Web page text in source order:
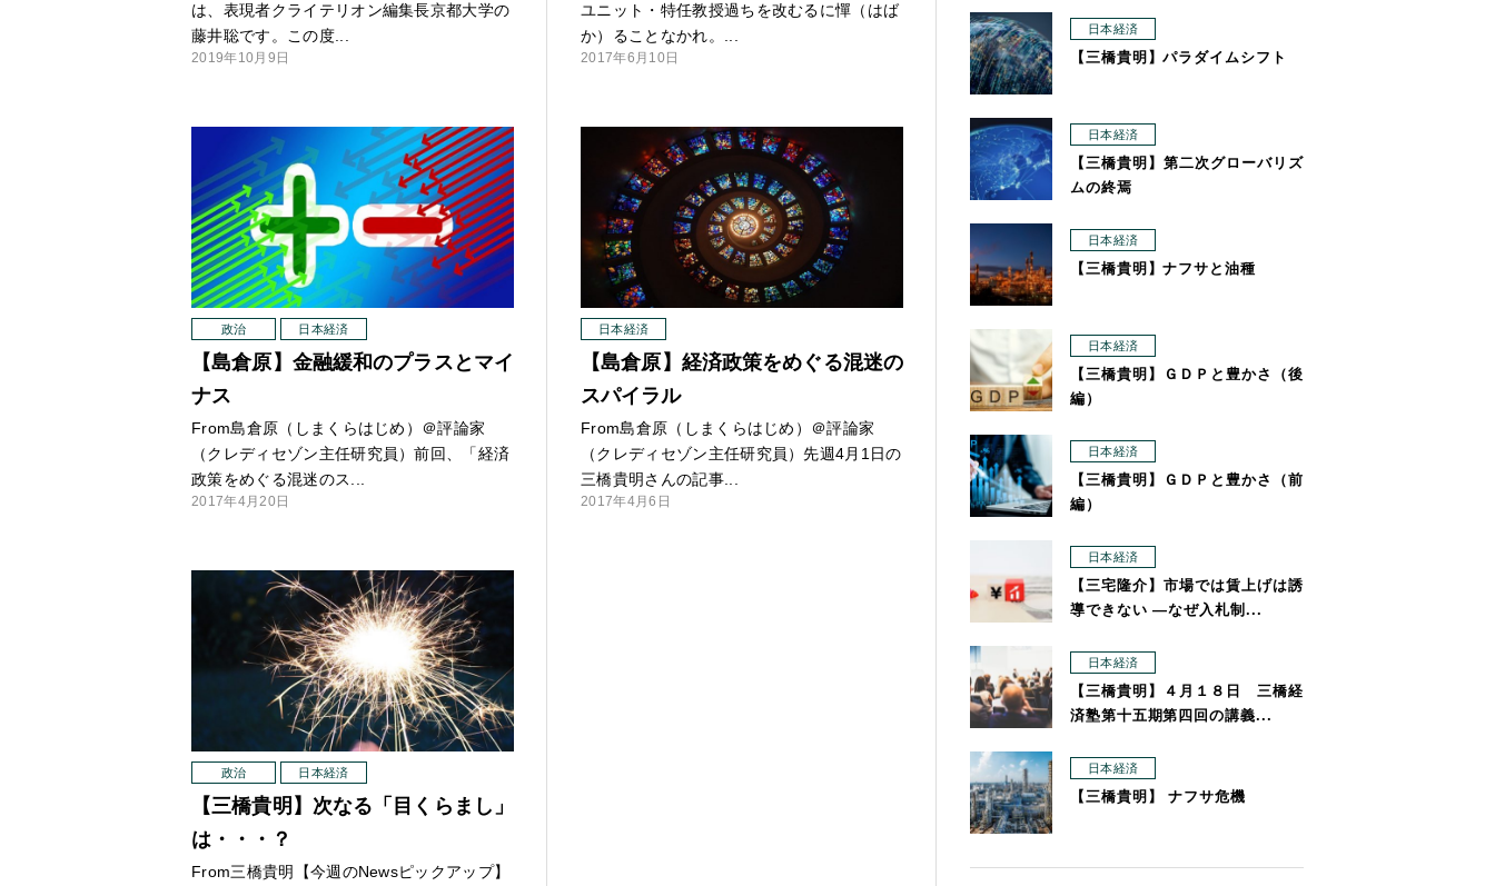
は、表現者クライテリオン編集長京都大学の
藤井聡です。この度...
2019年10月9日
ユニット・特任教授過ちを改むるに憚（はば
か）ることなかれ。...
2017年6月10日
政治 日本経済
【島倉原】金融緩和のプラスとマイ
ナス
From島倉原（しまくらはじめ）＠評論家
（クレディセゾン主任研究員）前回、「経済
政策をめぐる混迷のス...
2017年4月20日
日本経済
【島倉原】経済政策をめぐる混迷の
スパイラル
From島倉原（しまくらはじめ）＠評論家
（クレディセゾン主任研究員）先週4月1日の
三橋貴明さんの記事...
2017年4月6日
政治 日本経済
【三橋貴明】次なる「目くらまし」
は・・・？
From三橋貴明【今週のNewsピックアップ】
日本経済
【三橋貴明】パラダイムシフト
日本経済
【三橋貴明】第二次グローバリズ
ムの終焉
日本経済
【三橋貴明】ナフサと油種
日本経済
【三橋貴明】ＧＤＰと豊かさ（後
編）
日本経済
【三橋貴明】ＧＤＰと豊かさ（前
編）
日本経済
【三宅隆介】市場では賃上げは誘
導できない ―なぜ入札制...
日本経済
【三橋貴明】４月１８日 三橋経
済塾第十五期第四回の講義...
日本経済
【三橋貴明】 ナフサ危機